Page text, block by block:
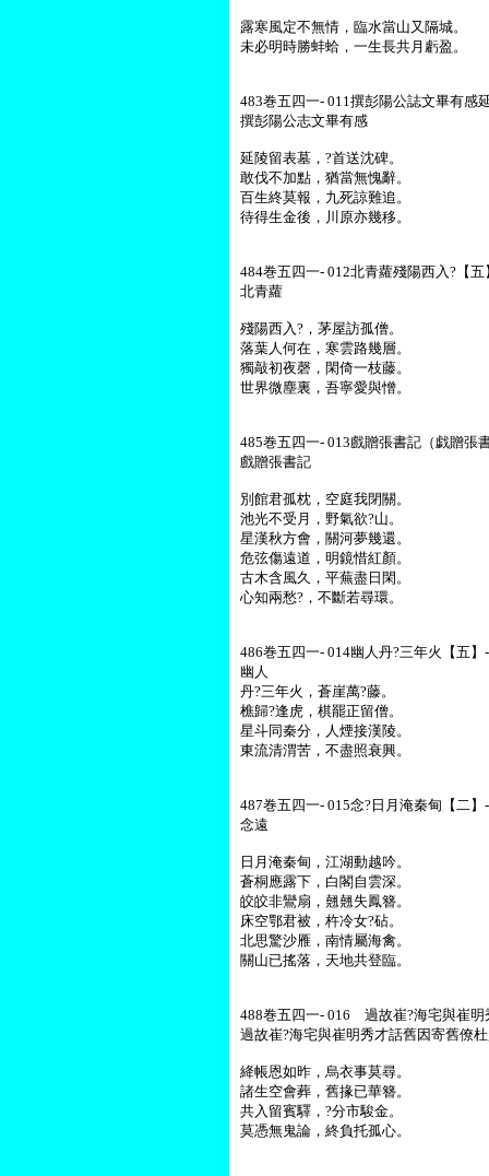
露寒風定不無情，臨水當山又隔城。
未必明時勝蚌蛤，一生長共月虧盈。
483巻五四一- 011撰彭陽公誌文畢有
撰彭陽公志文畢有感
延陵留表墓，?首送沈碑。
敢伐不加點，猶當無愧辭。
百生終莫報，九死諒難追。
待得生金後，川原亦幾移。
484巻五四一- 012北青蘿殘陽西入?【
北青蘿
殘陽西入?，茅屋訪孤僧。
落葉人何在，寒雲路幾層。
獨敲初夜磬，閑倚一枝藤。
世界微塵裏，吾寧愛與憎。
485巻五四一- 013戲贈張書記（戯贈
戲贈張書記
別館君孤枕，空庭我閉關。
池光不受月，野氣欲?山。
星漢秋方會，關河夢幾還。
危弦傷遠道，明鏡惜紅顏。
古木含風久，平蕪盡日閑。
心知兩愁?，不斷若尋環。
486巻五四一- 014幽人丹?三年火【五
幽人
丹?三年火，蒼崖萬?藤。
樵歸?逢虎，棋罷正留僧。
星斗同秦分，人煙接漢陵。
東流清渭苦，不盡照衰興。
487巻五四一- 015念?日月淹秦甸【二
念遠
日月淹秦甸，江湖動越吟。
蒼桐應露下，白閣自雲深。
皎皎非鸞扇，翹翹失鳳簪。
床空鄂君被，杵冷女?砧。
北思驚沙雁，南情屬海禽。
關山已搖落，天地共登臨。
488巻五四一- 016 過故崔?海宅與崔
過故崔?海宅與崔明秀才話舊因寄舊僚
絳帳恩如昨，烏衣事莫尋。
諸生空會葬，舊掾已華簪。
共入留賓驛，?分市駿金。
莫憑無鬼論，終負托孤心。